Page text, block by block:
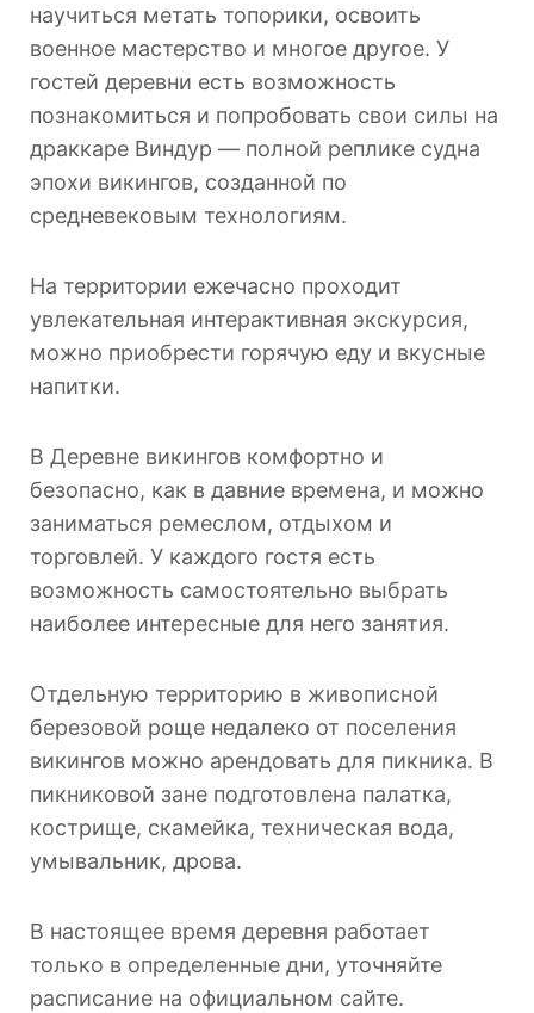
научиться метать топорики, освоить
военное мастерство и многое другое. У
гостей деревни есть возможность
познакомиться и попробовать свои силы на
драккаре Виндур — полной реплике судна
эпохи викингов, созданной по
средневековым технологиям.
На территории ежечасно проходит
увлекательная интерактивная экскурсия,
можно приобрести горячую еду и вкусные
напитки.
В Деревне викингов комфортно и
безопасно, как в давние времена, и можно
заниматься ремеслом, отдыхом и
торговлей. У каждого гостя есть
возможность самостоятельно выбрать
наиболее интересные для него занятия.
Отдельную территорию в живописной
березовой роще недалеко от поселения
викингов можно арендовать для пикника. В
пикниковой зане подготовлена палатка,
кострище, скамейка, техническая вода,
умывальник, дрова.
В настоящее время деревня работает
только в определенные дни, уточняйте
расписание на официальном сайте.